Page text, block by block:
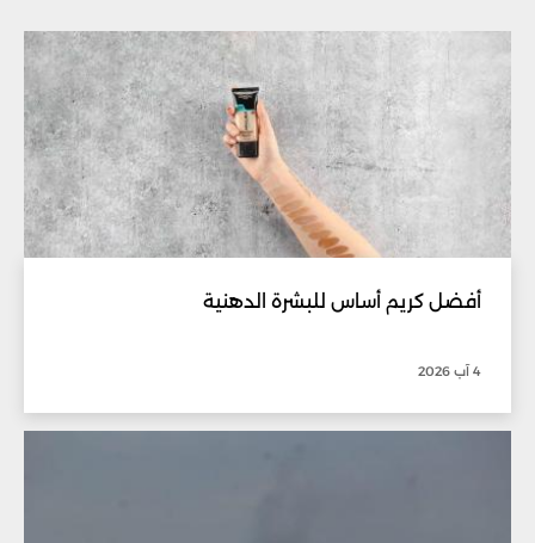
أفضل كريم أساس للبشرة الدهنية
4 آب 2026